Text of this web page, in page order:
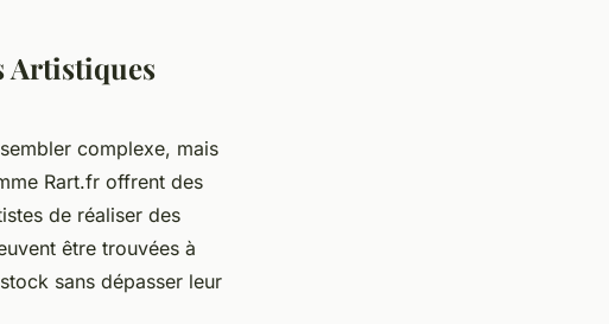
Artistiques
complexe, mais
Rart.fr offrent des
de réaliser des
être trouvées à
sans dépasser leur